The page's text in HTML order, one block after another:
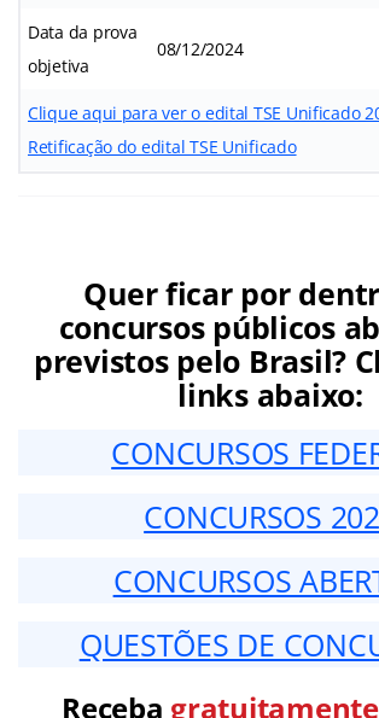
Data da prova
objetiva
08/12/2024
Clique aqui para ver o edital TSE Unificado
Retificação do edital TSE Unificado
Quer ficar por
concursos públicos
previstos pelo Brasil?
links abaixo:
CONCURSOS
CONCURSOS
CONCURSOS
QUESTÕES DE
Receba gratuitamente